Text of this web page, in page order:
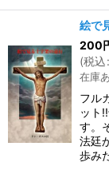
絵で
200
(税込:
在庫
フル
ット
す。
法廷
歩み